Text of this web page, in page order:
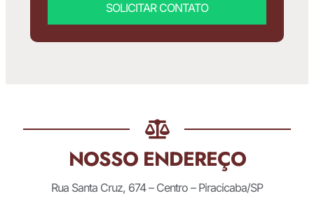
SOLICITAR CONTATO
NOSSO ENDEREÇO
Rua Santa Cruz, 674 – Centro – Piracicaba/SP